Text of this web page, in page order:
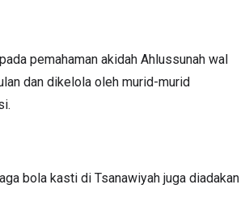
pemahaman akidah Ahlussunah wal
dan dikelola oleh murid-murid
bola kasti di Tsanawiyah juga diadakan